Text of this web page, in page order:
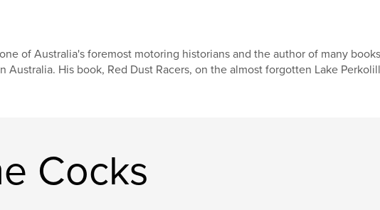
of Australia's foremost motoring historians and the author of many
Australia. His book, Red Dust Racers, on the almost forgotten Lake
Cocks